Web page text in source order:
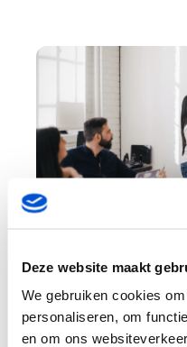
Deze website maakt
We gebruiken cookies
personaliseren, om
en om ons
widgets